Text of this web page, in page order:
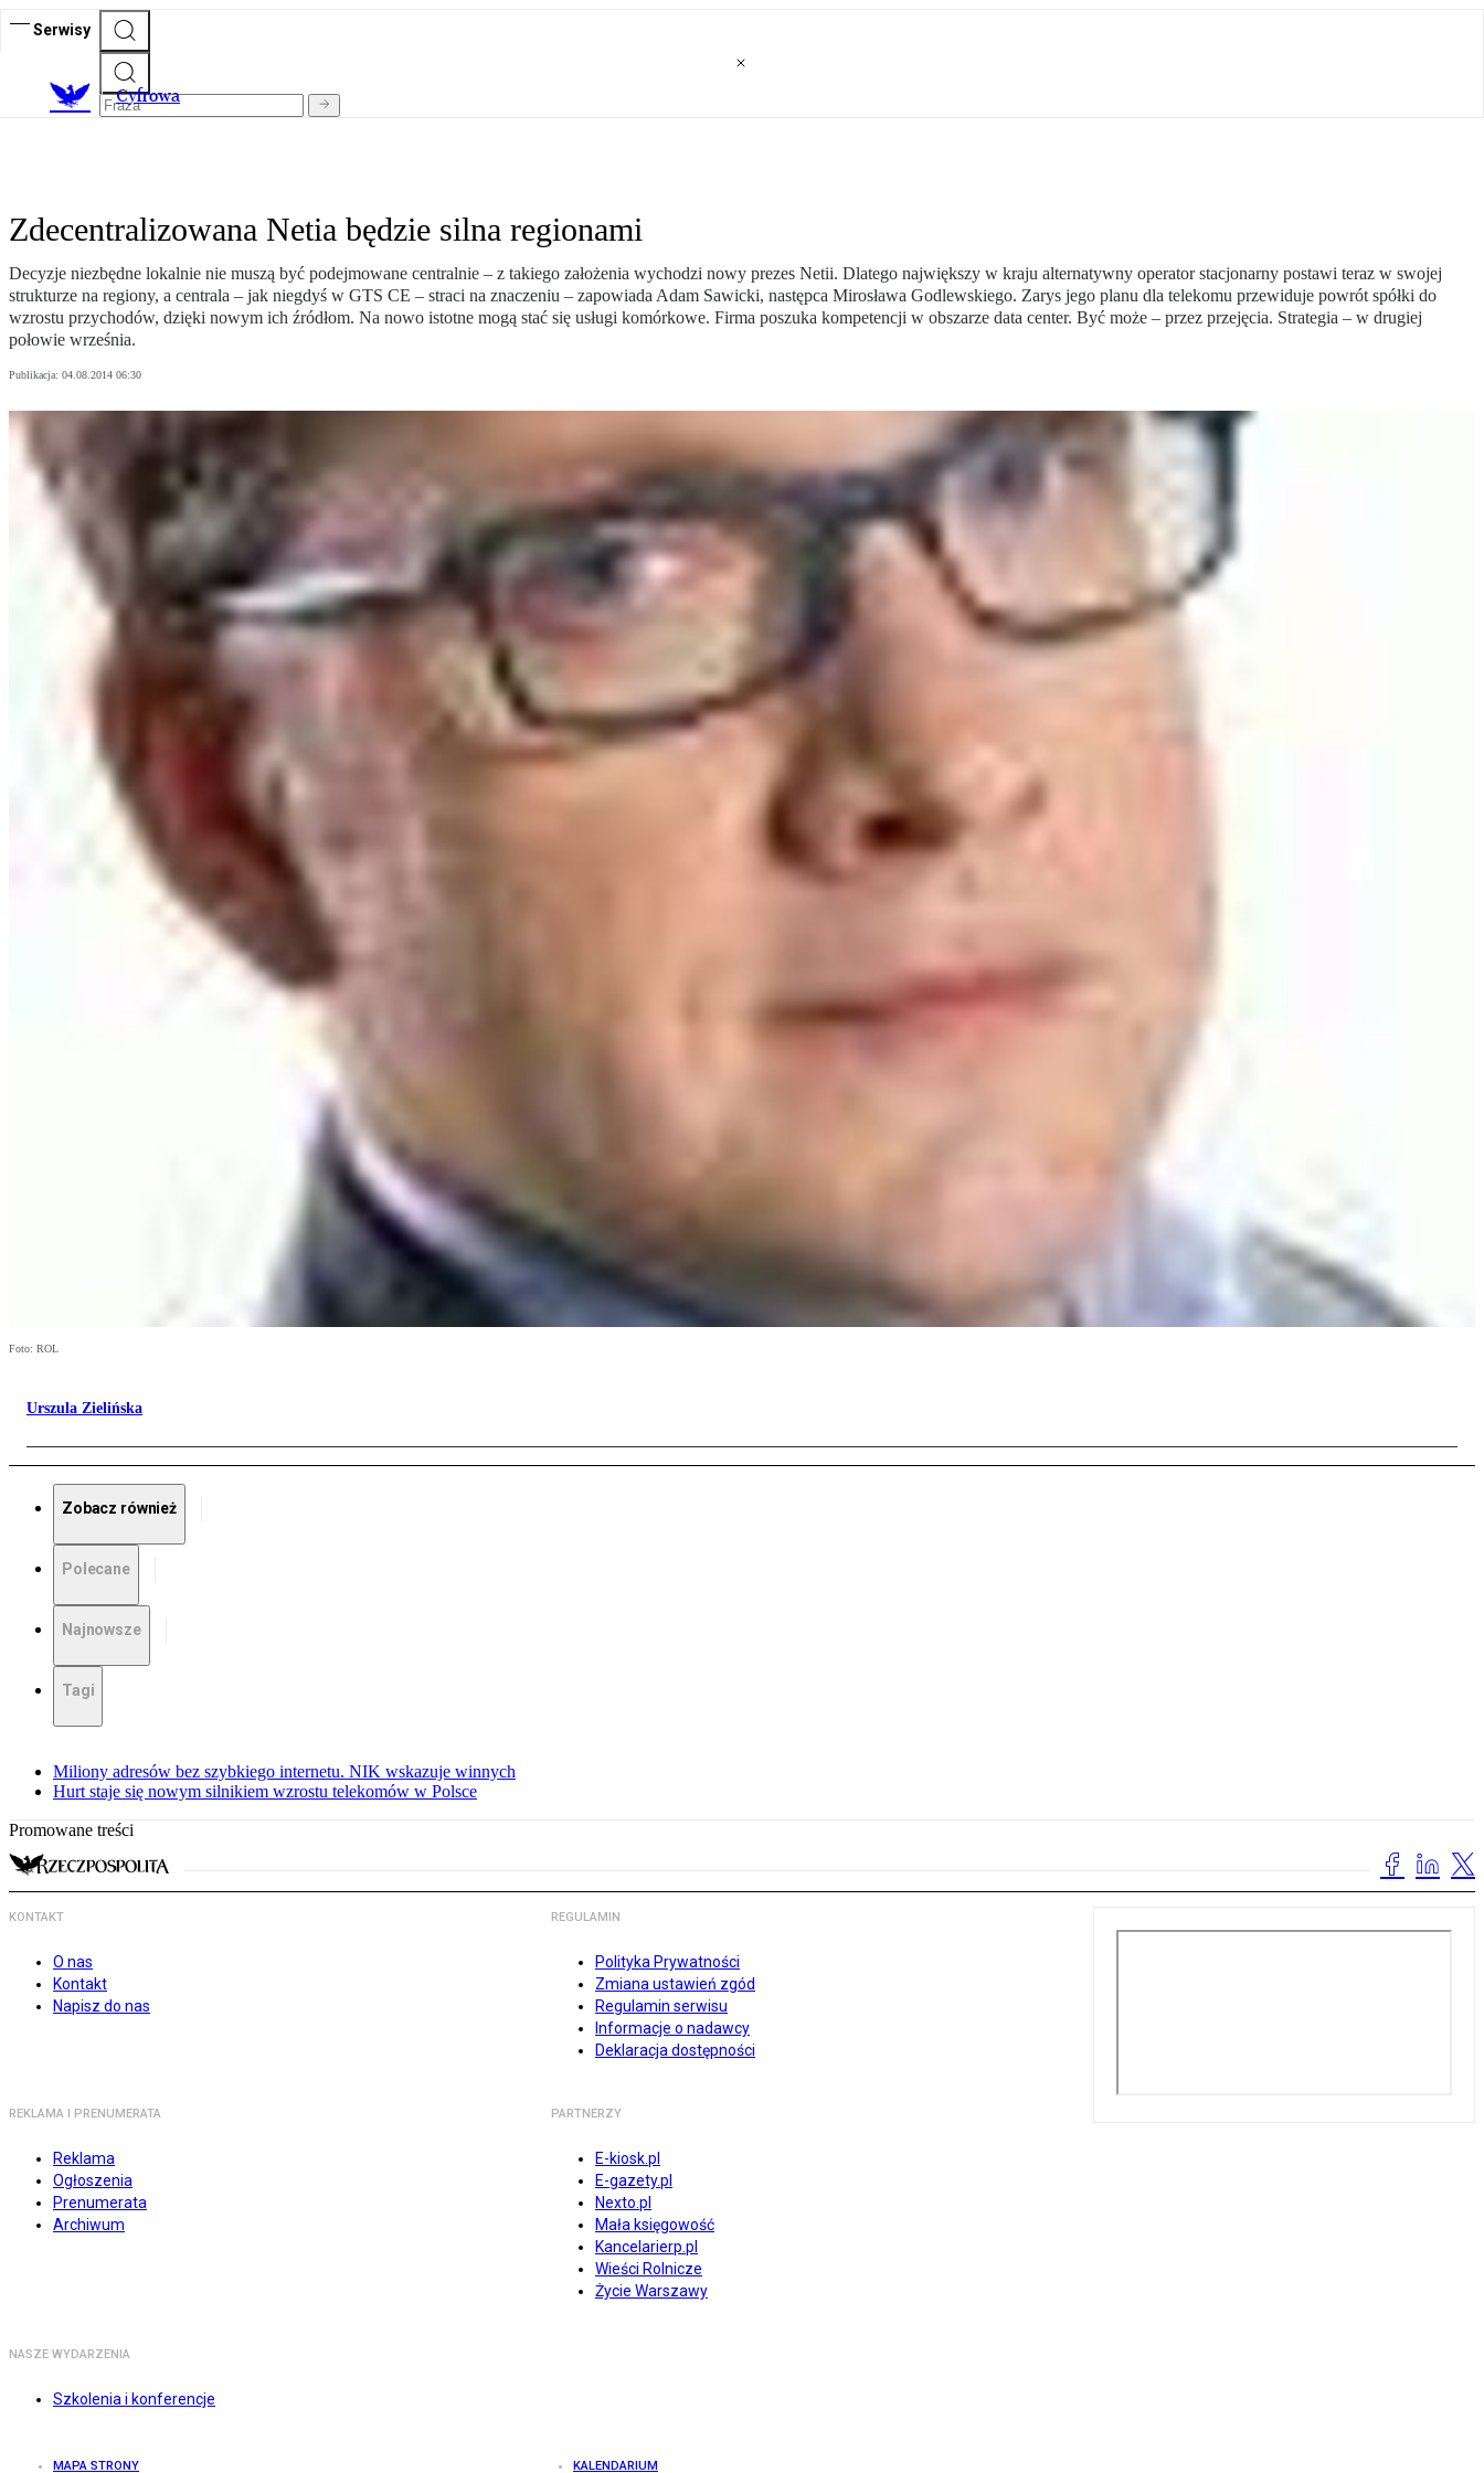
Serwisy
Cyfrowa
Zdecentralizowana Netia będzie silna regionami
Decyzje niezbędne lokalnie nie muszą być podejmowane centralnie – z takiego założenia wychodzi nowy prezes Netii. Dlatego największy w kraju alternatywny operator stacjonarny postawi teraz w swojej
strukturze na regiony, a centrala – jak niegdyś w GTS CE – straci na znaczeniu – zapowiada Adam Sawicki, następca Mirosława Godlewskiego. Zarys jego planu dla telekomu przewiduje powrót spółki do
wzrostu przychodów, dzięki nowym ich źródłom. Na nowo istotne mogą stać się usługi komórkowe. Firma poszuka kompetencji w obszarze data center. Być może – przez przejęcia. Strategia – w drugiej
połowie września.
Publikacja: 04.08.2014 06:30
Foto: ROL
Urszula Zielińska
Zobacz również
Polecane
Najnowsze
Tagi
Miliony adresów bez szybkiego internetu. NIK wskazuje winnych
Hurt staje się nowym silnikiem wzrostu telekomów w Polsce
Promowane treści
KONTAKT
O nas
Kontakt
Napisz do nas
REGULAMIN
Polityka Prywatności
Zmiana ustawień zgód
Regulamin serwisu
Informacje o nadawcy
Deklaracja dostępności
REKLAMA I PRENUMERATA
Reklama
Ogłoszenia
Prenumerata
Archiwum
PARTNERZY
E-kiosk.pl
E-gazety.pl
Nexto.pl
Mała księgowość
Kancelarierp.pl
Wieści Rolnicze
Życie Warszawy
NASZE WYDARZENIA
Szkolenia i konferencje
MAPA STRONY KALENDARIUM